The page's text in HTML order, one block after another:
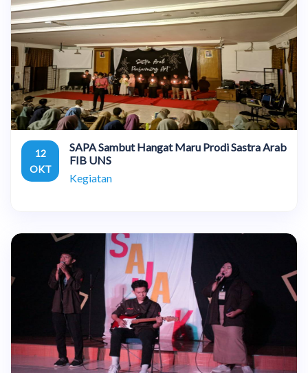
12
OKT
SAPA Sambut Hangat Maru Prodi Sastra Arab
FIB UNS
Kegiatan